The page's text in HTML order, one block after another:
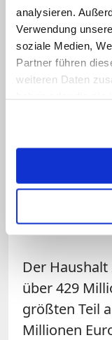
analysieren.
Verwendung
soziale Medien,
Partner führen
weiteren Daten
kommenden
dauerhaft
erheblich
Pensionen
notwendig.
mit höheren
Prinzip
Sicherheit
Mitarbeiter
Der
über 429
größten Teil
Millionen